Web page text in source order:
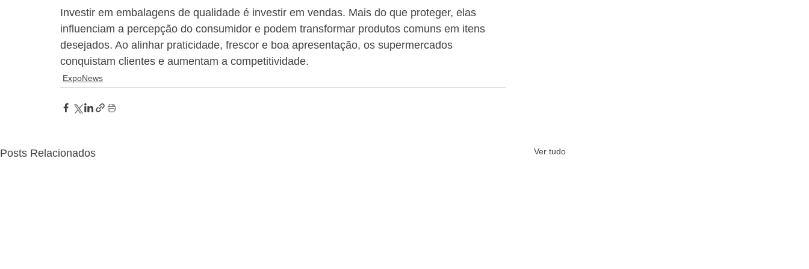
Investir em embalagens de qualidade é investir em vendas. Mais do que proteger, elas
influenciam a percepção do consumidor e podem transformar produtos comuns em itens
desejados. Ao alinhar praticidade, frescor e boa apresentação, os supermercados
conquistam clientes e aumentam a competitividade.
ExpoNews
Posts Relacionados Ver tudo